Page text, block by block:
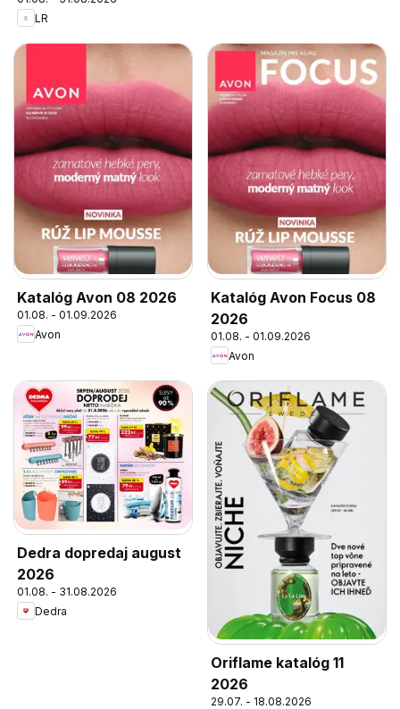
LR
Katalóg Avon 08 2026
01.08. - 01.09.2026
Avon
Katalóg Avon Focus 08
2026
01.08. - 01.09.2026
Avon
Dedra dopredaj august
2026
01.08. - 31.08.2026
Dedra
Oriflame katalóg 11
2026
29.07. - 18.08.2026